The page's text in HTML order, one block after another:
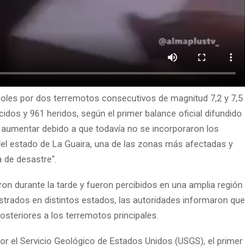
por dos terremotos consecutivos de magnitud 7,2 y 7,5
y 961 heridos, según el primer balance oficial difundido
debido a que todavía no se incorporaron los
estado de La Guaira, una de las zonas más afectadas y
desastre".
durante la tarde y fueron percibidos en una amplia región
en distintos estados, las autoridades informaron que
a los terremotos principales.
el Servicio Geológico de Estados Unidos (USGS), el primer